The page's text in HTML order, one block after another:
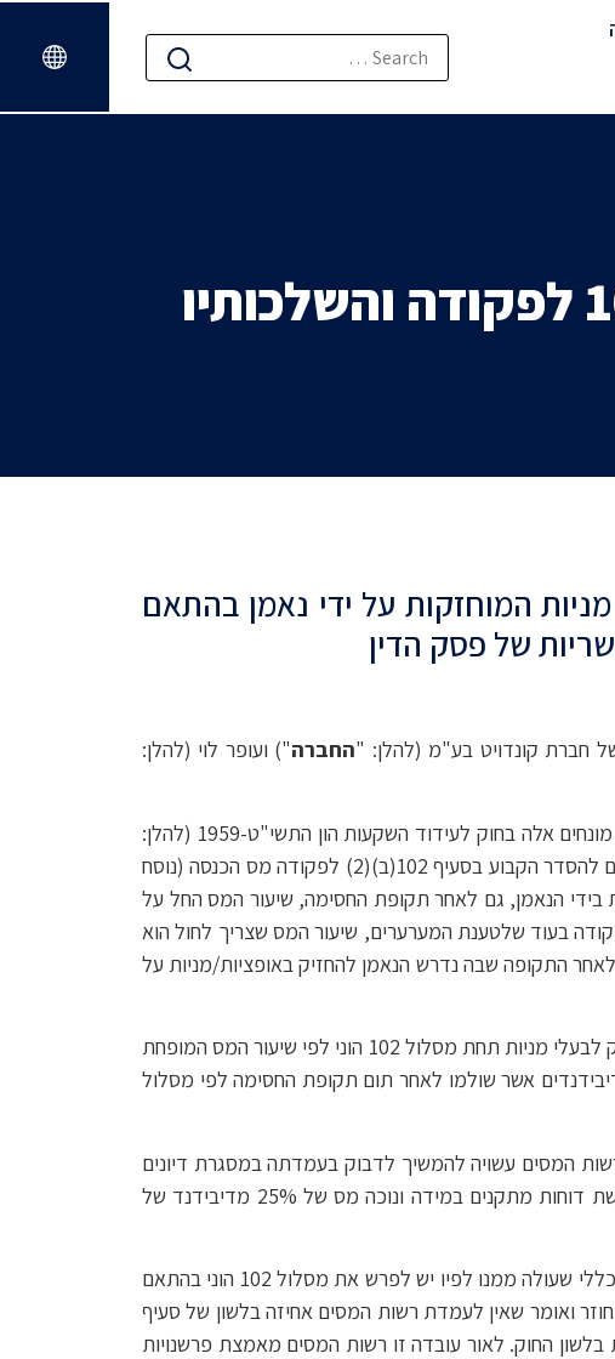
המוחזקות על ידי נאמן בהתאם
החברה") ועופר לוי (להלן:
הסוגיה הנידונה בפסק הדין היתה שיעור המס החל על דיבידנד שמקורו ברווחי מפעל מוטב או מועדף, כמשמעות מונחים אלה בחוק לעידוד השקעות הון התשי"ט-1959 (להלן:
") אשר חילקה החברה לבעלי מניותיה, ביניהם עובדים, בגין מניות שהוחזקו עבורם בידי נאמן בהתאם להסדר הקבוע בסעיף 102(ב)(2) לפקודה מס הכנסה (נוסח
בידי הנאמן, גם לאחר תקופת החסימה, שיעור המס החל על
המחולק לעובדים המחזיקים במניות בהתאם למסלול 102 הוני הוא 25%, בהתאם לקבוע בסעיף 102 לפקודה בעוד שלטענת המערערים, שיעור המס שצריך לחול הוא
התקופה שבה נדרש הנאמן להחזיק באופציות/מניות על
בפסק הדין קיבל כבוד השופט שמואל בורנשטיין את טענות החברה והעובד וקבע כי יש למסות דיבידנד אשר מחולק לבעלי מניות תחת מסלול 102 הוני לפי שיעור המס המופחת
בסעיף 102 (25%). יש לציין כי פסק הדין עסק בדיבידנדים אשר שולמו לאחר תום תקופת החסימה לפי מסלול
המסים עשויה להמשיך לדבוק בעמדתה במסגרת דיונים
וביקורות בתיקים של נישומים אחרים. יחד עם זאת, אנחנו ממליצים לקבל ייעוץ מס במידה וברצונכם לשקול הגשת דוחות מתקנים במידה ונוכה מס של 25% מדיבידנד של
כללנו תמצית של פסק הדין להלן, אך ברצוננו גם לעמוד על השלכות רחבות שעשויות להיות לפסק הדין ולמסר הכללי שעולה ממנו לפיו יש לפרש את מסלול 102 הוני בהתאם
לדינים אחרים. כבוד השופט חוזר ואומר שאין לעמדת רשות המסים אחיזה בלשון של סעיף
מוסדרות בלשון החוק. לאור עובדה זו רשות המסים מאמצת פרשנויות